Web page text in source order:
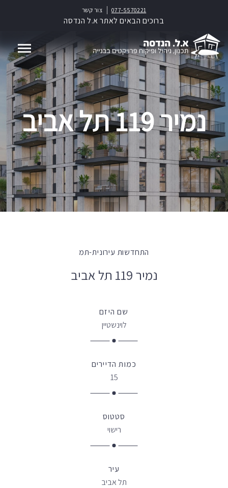
צור קשר 077-5570221
ברוכים הבאים לאתר א.ל הנדסה
נמיר 119 תל אביב
התחדשות עירונית-תמ
נמיר 119 תל אביב
שם היזם
לוינשטיין
כמות הדיירים
15
סטטוס
רישוי
עיר
תל אביב